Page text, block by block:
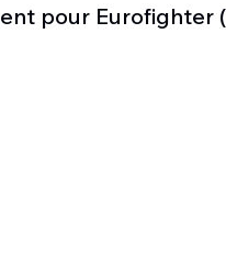
pour Eurofighter